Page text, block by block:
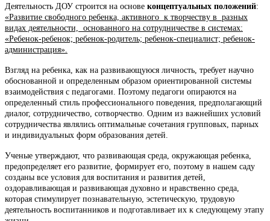
Деятельность ДОУ строится на основе концептуальных положений:
«Развитие свободного ребенка, активного к творчеству в разных
видах деятельности, основанного на сотрудничестве в системах:
«Ребенок-ребенок; ребенок-родитель; ребенок-специалист; ребенок-
администрация».
Взгляд на ребенка, как на развивающуюся личность, требует научно
обоснованной и определенным образом ориентированной системы
взаимодействия с педагогами. Поэтому педагоги опираются на
определенный стиль профессионального поведения, предполагающий
диалог, сотрудничество, сотворчество. Одним из важнейших условий
сотрудничества являлись оптимальные сочетания групповых, парных
и индивидуальных форм образования детей.
Ученые утверждают, что развивающая среда, окружающая ребенка,
предопределяет его развитие, формирует его, поэтому в нашем саду
созданы все условия для воспитания и развития детей,
оздоравливающая и развивающая духовно и нравственно среда,
которая стимулирует познавательную, эстетическую, трудовую
деятельность воспитанников и подготавливает их к следующему этапу